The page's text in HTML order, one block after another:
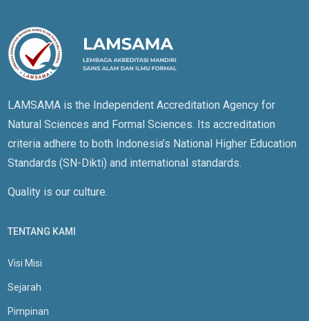
LAMSAMA is the Independent Accreditation Agency for
Natural Sciences and Formal Sciences. Its accreditation
criteria adhere to both Indonesia’s National Higher Education
Standards (SN-Dikti) and international standards.
Quality is our culture.
TENTANG KAMI
Visi Misi
Sejarah
Pimpinan